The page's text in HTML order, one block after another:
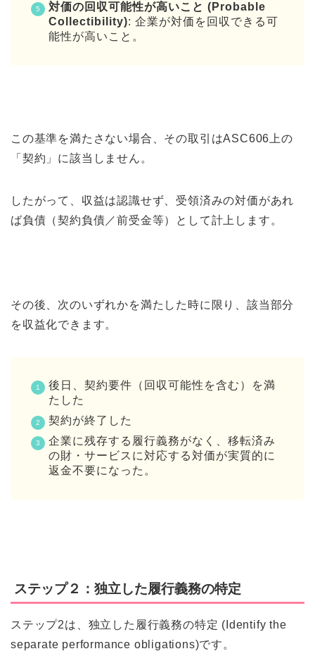
対価の回収可能性が高いこと (Probable
Collectibility): 企業が対価を回収できる可
能性が高いこと。
この基準を満たさない場合、その取引はASC606上の
「契約」に該当しません。
したがって、収益は認識せず、受領済みの対価があれ
ば負債（契約負債／前受金等）として計上します。
その後、次のいずれかを満たした時に限り、該当部分
を収益化できます。
後日、契約要件（回収可能性を含む）を満
たした
契約が終了した
企業に残存する履行義務がなく、移転済み
の財・サービスに対応する対価が実質的に
返金不要になった。
ステップ２：独立した履行義務の特定
ステップ2は、独立した履行義務の特定 (Identify the
separate performance obligations)です。